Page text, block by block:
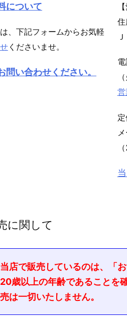
について
、下記フォームからお気軽
くださいませ。
問い合わせください。
に関して
当店で販売しているのは、「お
20歳以上の年齢であることを
売は一切いたしません。